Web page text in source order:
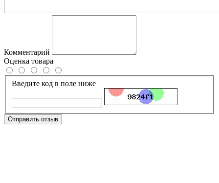
Комментарий
Оценка товара
Введите код в поле ниже
Отправить отзыв